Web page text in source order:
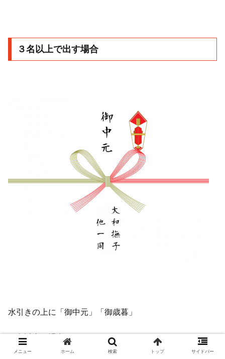
３名以上で出す場合
水引きの上に「御中元」「御歳暮」
３名以上の場合には、
メニュー ホーム 検索 トップ サイドバー